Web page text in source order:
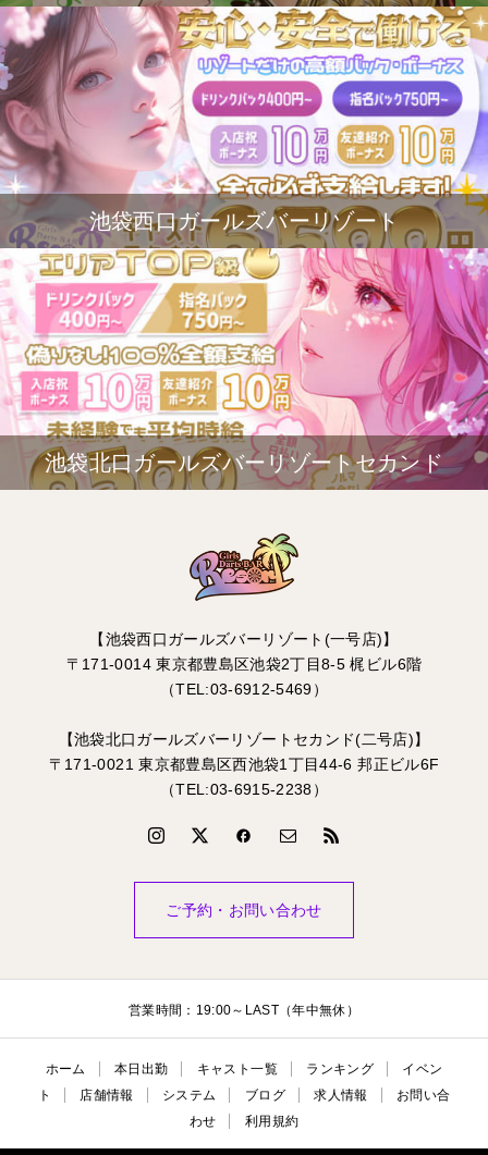
池袋西口ガールズバーリゾート
池袋北口ガールズバーリゾートセカンド
【池袋西口ガールズバーリゾート(一号店)】
〒171-0014 東京都豊島区池袋2丁目8-5 梶ビル6階
（TEL:03-6912-5469）
【池袋北口ガールズバーリゾートセカンド(二号店)】
〒171-0021 東京都豊島区西池袋1丁目44-6 邦正ビル6F
（TEL:03-6915-2238）
ご予約・お問い合わせ
営業時間：19:00～LAST（年中無休）
ホーム 本日出勤 キャスト一覧 ランキング
イベン
ト
店舗情報 システム ブログ 求人情報
お問い合
わせ
利用規約